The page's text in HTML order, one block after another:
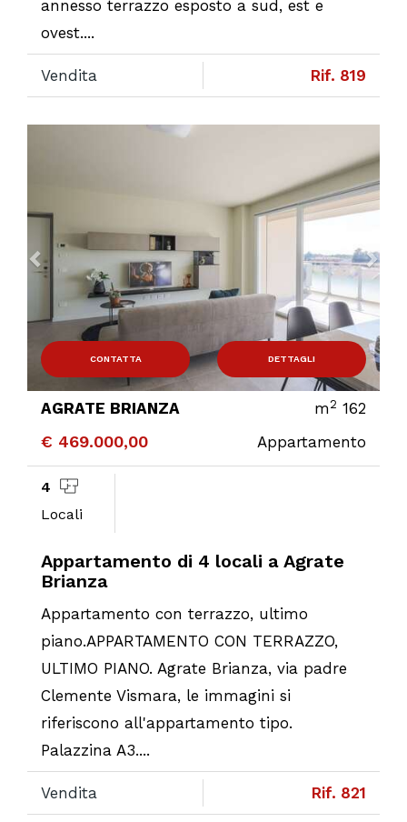
annesso terrazzo esposto a sud, est e
ovest....
Vendita Rif. 819
CONTATTA DETTAGLI
AGRATE BRIANZA m2 162
€ 469.000,00 Appartamento
4
Locali
Appartamento di 4 locali a Agrate
Brianza
Appartamento con terrazzo, ultimo
piano.APPARTAMENTO CON TERRAZZO,
ULTIMO PIANO. Agrate Brianza, via padre
Clemente Vismara, le immagini si
riferiscono all'appartamento tipo.
Palazzina A3....
Vendita Rif. 821